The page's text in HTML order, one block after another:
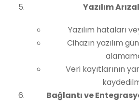
Yazılım
Yazılım hataları
Cihazın yazılım
Veri kayıtlarının
Bağlantı ve